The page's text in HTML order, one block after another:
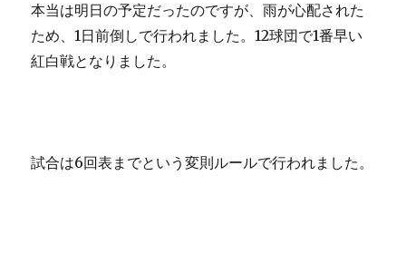
本当は明日の予定だったのですが、雨が心配された
ため、1日前倒しで行われました。12球団で1番早い
紅白戦となりました。
試合は6回表までという変則ルールで行われました。